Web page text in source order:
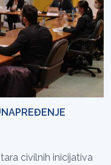
civilnih inicijativa